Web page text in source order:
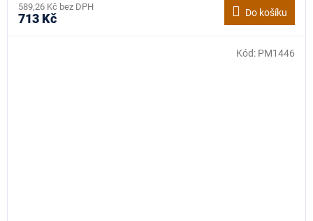
589,26 Kč bez DPH
713 Kč Do košíku
Kód: PM1446